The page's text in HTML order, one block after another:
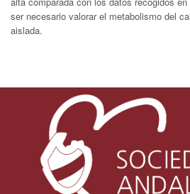
ser necesario valorar el metabolismo del
aislada.